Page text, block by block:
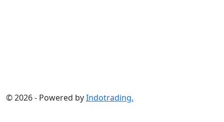
©2026- Powered byIndotrading.